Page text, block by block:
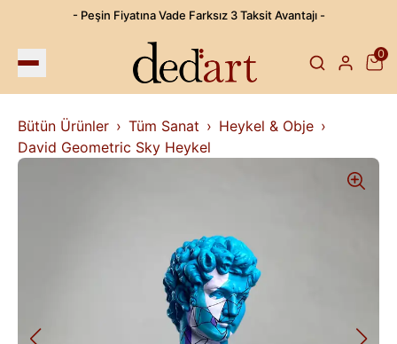
- Peşin Fiyatına Vade Farksız 3 Taksit Avantajı -
0
Bütün Ürünler Tüm Sanat
Heykel & Obje
David Geometric Sky Heykel